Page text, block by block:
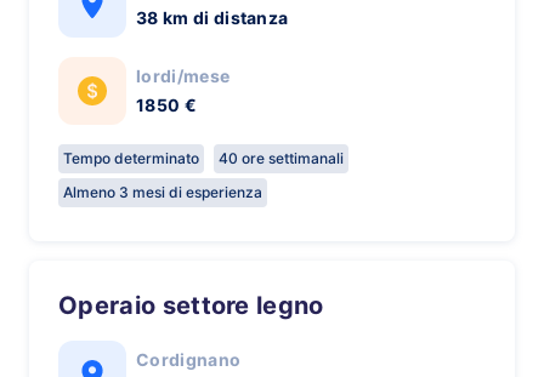
38 km di distanza
lordi/mese
1850 €
Tempo determinato
40 ore settimanali
Almeno 3 mesi di esperienza
Operaio settore legno
Cordignano